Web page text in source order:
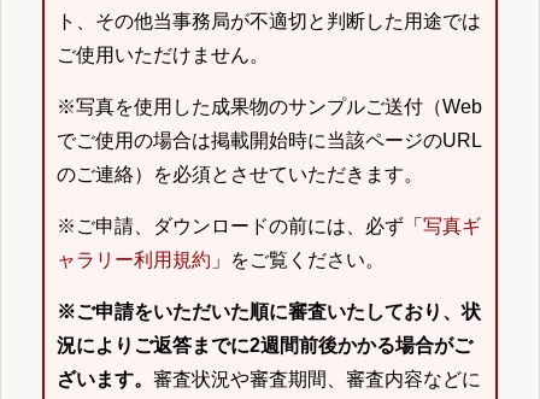
ト、その他当事務局が不適切と判断した用途では
ご使用いただけません。
※写真を使用した成果物のサンプルご送付（Web
でご使用の場合は掲載開始時に当該ページのURL
のご連絡）を必須とさせていただきます。
※ご申請、ダウンロードの前には、必ず「 写真ギ
ャラリー利用規約 」をご覧ください。
※ご申請をいただいた順に審査いたしており、状
況によりご返答までに2週間前後かかる場合がご
ざいます。 審査状況や審査期間、審査内容などに